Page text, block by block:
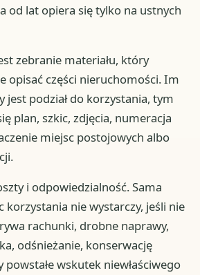
od lat opiera się tylko na ustnych
zebranie materiału, który
opisać części nieruchomości. Im
jest podział do korzystania, tym
plan, szkic, zdjęcia, numeracja
miejsc postojowych albo
i odpowiedzialność. Sama
korzystania nie wystarczy, jeśli nie
rachunki, drobne naprawy,
odśnieżanie, konserwację
wskutek niewłaściwego